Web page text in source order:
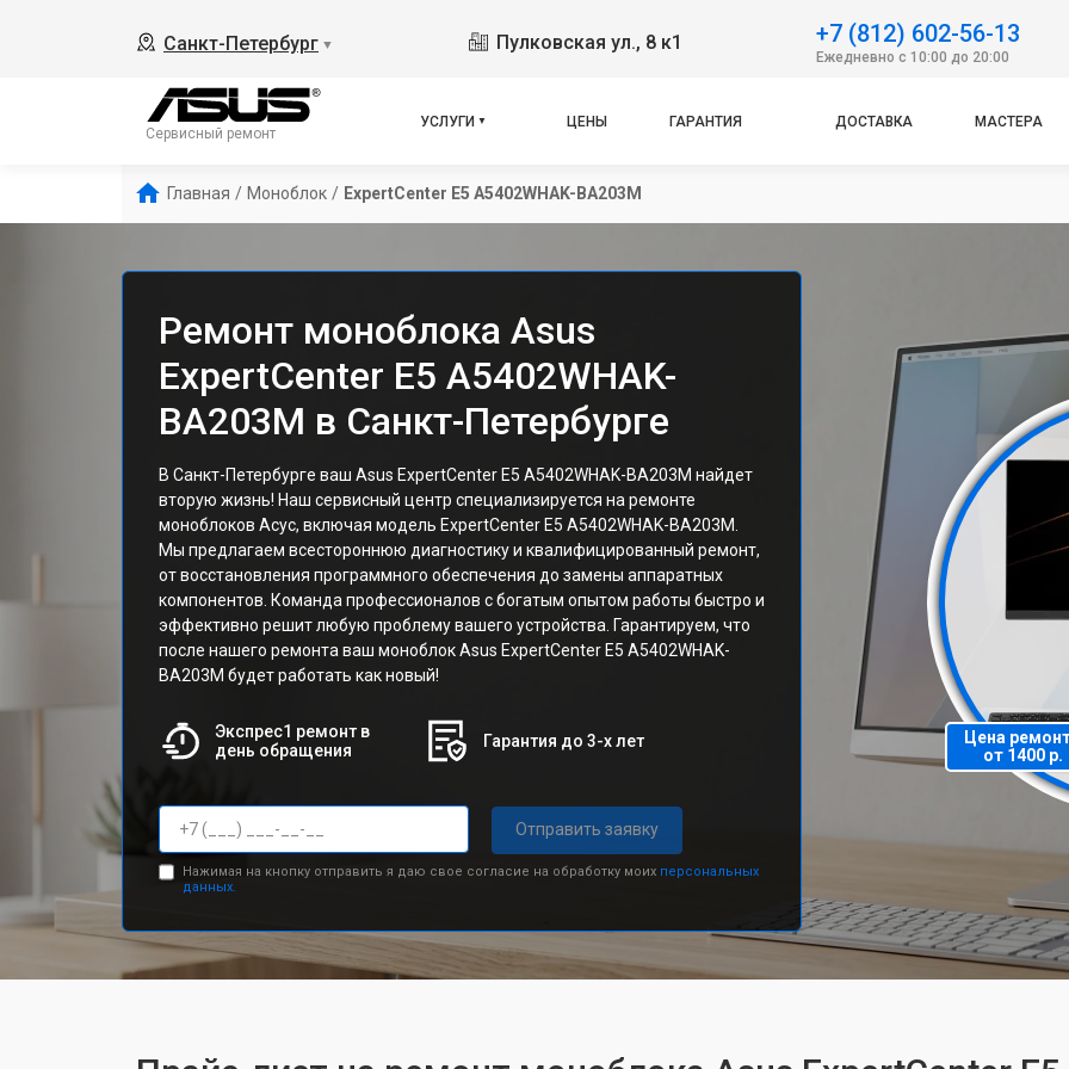
Санкт-Петербург ▼ Пулковская ул., 8 к1 +7 (812) 602-56-13
Ежедневно с 10:00 до 20:00
Сервисный ремонт
УСЛУГИ ЦЕНЫ ГАРАНТИЯ ДОСТАВКА МАСТЕРА
Главная / Моноблок / ExpertCenter E5 A5402WHAK-BA203M
Ремонт моноблока Asus
ExpertCenter E5 A5402WHAK-
BA203M в Санкт-Петербурге
В Санкт-Петербурге ваш Asus ExpertCenter E5 A5402WHAK-BA203M найдет
вторую жизнь! Наш сервисный центр специализируется на ремонте
моноблоков Асус, включая модель ExpertCenter E5 A5402WHAK-BA203M.
Мы предлагаем всестороннюю диагностику и квалифицированный ремонт,
от восстановления программного обеспечения до замены аппаратных
компонентов. Команда профессионалов с богатым опытом работы быстро и
эффективно решит любую проблему вашего устройства. Гарантируем, что
после нашего ремонта ваш моноблок Asus ExpertCenter E5 A5402WHAK-
BA203M будет работать как новый!
Экспрес1 ремонт в
день обращения
Гарантия до 3-х лет
Отправить заявку
Нажимая на кнопку отправить я даю свое согласие на обработку моих персональных
данных.
Цена
от 1400 р.